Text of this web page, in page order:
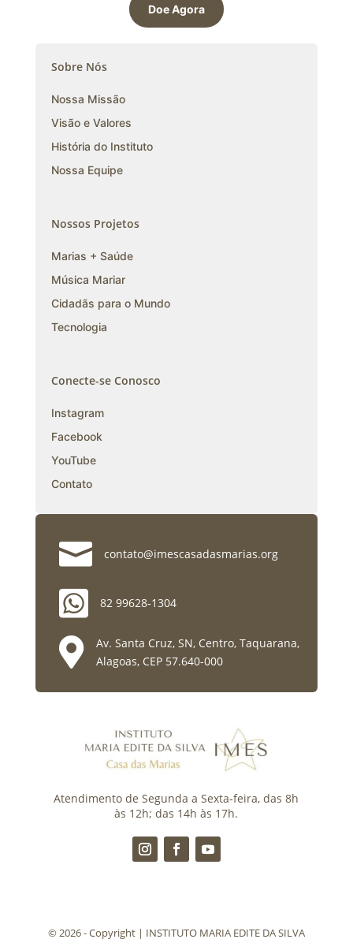
Doe Agora
Sobre Nós
Nossa Missão
Visão e Valores
História do Instituto
Nossa Equipe
Nossos Projetos
Marias + Saúde
Música Mariar
Cidadãs para o Mundo
Tecnologia
Conecte-se Conosco
Instagram
Facebook
YouTube
Contato
 contato@imescasadasmarias.org
 82 99628-1304

Av. Santa Cruz, SN, Centro, Taquarana,
Alagoas, CEP 57.640-000
Atendimento de Segunda a Sexta-feira, das 8h
às 12h; das 14h às 17h.
©️ 2026 - Copyright | INSTITUTO MARIA EDITE DA SILVA